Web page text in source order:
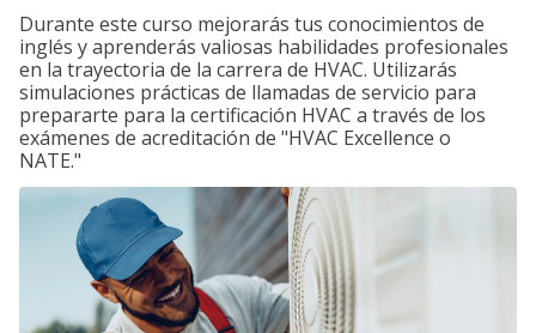
Durante este curso mejorarás tus conocimientos de
inglés y aprenderás valiosas habilidades profesionales
en la trayectoria de la carrera de HVAC. Utilizarás
simulaciones prácticas de llamadas de servicio para
prepararte para la certificación HVAC a través de los
exámenes de acreditación de "HVAC Excellence o
NATE."